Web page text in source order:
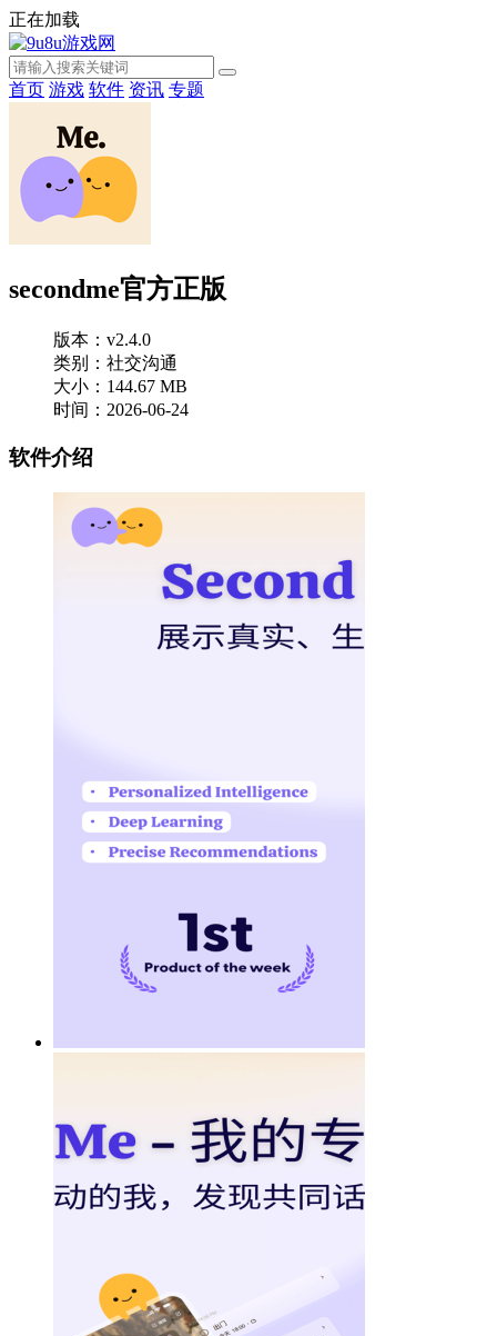
正在加载
首页 游戏 软件 资讯 专题
secondme官方正版
版本：v2.4.0
类别：社交沟通
大小：144.67 MB
时间：2026-06-24
软件介绍